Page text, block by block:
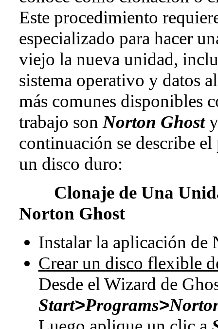
Este procedimiento
especializado para hacer
viejo la nueva unidad,
sistema operativo y datos
más comunes disponibles
trabajo son Norton Ghost
continuación se describe
un disco duro:
Clonaje de Una
Norton Ghost
Instalar la aplicación de
Crear un disco flexible
Desde el Wizard de
Start>Programs>